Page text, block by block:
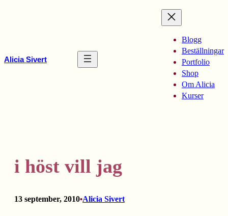
Alicia Sivert
Blogg
Beställningar
Portfolio
Shop
Om Alicia
Kurser
i höst vill jag
13 september, 2010•Alicia Sivert